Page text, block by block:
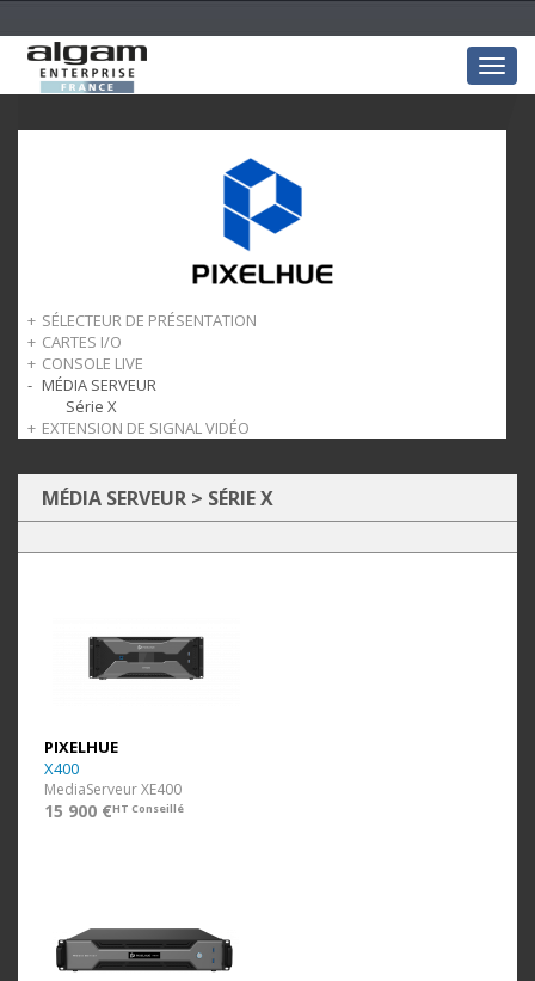
SÉLECTEUR DE PRÉSENTATION
Série P
Série Q
CARTES I/O
Cartes Entrées
Cartes Sorties
CONSOLE LIVE
Série U5
MÉDIA SERVEUR
Série X
EXTENSION DE SIGNAL VIDÉO
MÉDIA SERVEUR > SÉRIE X
PIXELHUE
X400
MediaServeur XE400
15 900 €HT Conseillé